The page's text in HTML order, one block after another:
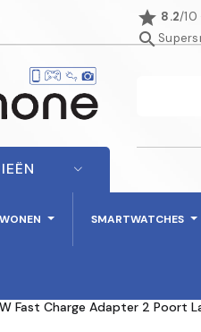
star 8.2/10
search
SMARTWATCHES
Fast Charge Adapter 2 Poort